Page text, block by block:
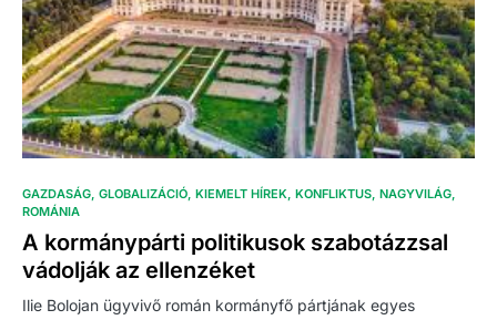
GAZDASÁG GLOBALIZÁCIÓ KIEMELT HÍREK KONFLIKTUS NAGYVILÁG
ROMÁNIA
A kormánypárti politikusok szabotázzsal
vádolják az ellenzéket
Ilie Bolojan ügyvivő román kormányfő pártjának egyes